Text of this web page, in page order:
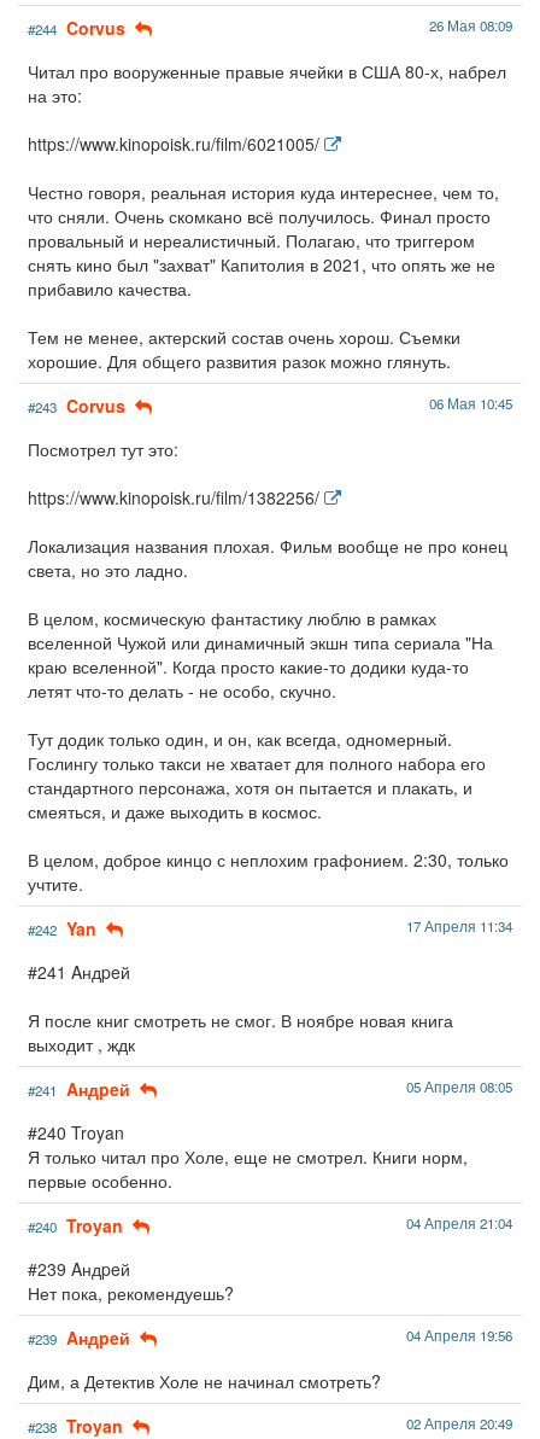
#244 Corvus 26 Мая 08:09
Читал про вооруженные правые ячейки в США 80-х, набрел
на это:
https://www.kinopoisk.ru/film/6021005/
Честно говоря, реальная история куда интереснее, чем то,
что сняли. Очень скомкано всё получилось. Финал просто
провальный и нереалистичный. Полагаю, что триггером
снять кино был "захват" Капитолия в 2021, что опять же не
прибавило качества.
Тем не менее, актерский состав очень хорош. Съемки
хорошие. Для общего развития разок можно глянуть.
#243 Corvus 06 Мая 10:45
Посмотрел тут это:
https://www.kinopoisk.ru/film/1382256/
Локализация названия плохая. Фильм вообще не про конец
света, но это ладно.
В целом, космическую фантастику люблю в рамках
вселенной Чужой или динамичный экшн типа сериала "На
краю вселенной". Когда просто какие-то додики куда-то
летят что-то делать - не особо, скучно.
Тут додик только один, и он, как всегда, одномерный.
Гослингу только такси не хватает для полного набора его
стандартного персонажа, хотя он пытается и плакать, и
смеяться, и даже выходить в космос.
В целом, доброе кинцо с неплохим графонием. 2:30, только
учтите.
#242 Yan 17 Апреля 11:34
#241 Aндpeй
Я после книг смотреть не смог. В ноябре новая книга
выходит , ждк
#241 Aндpeй 05 Апреля 08:05
#240 Troyan
Я только читал про Холе, еще не смотрел. Книги норм,
первые особенно.
#240 Troyan 04 Апреля 21:04
#239 Aндpeй
Нет пока, рекомендуешь?
#239 Aндpeй 04 Апреля 19:56
Дим, а Детектив Холе не начинал смотреть?
#238 Troyan 02 Апреля 20:49